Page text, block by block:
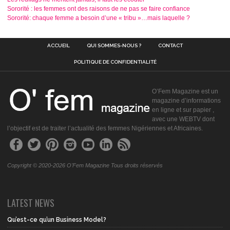
Sororité : les femmes ont des raisons de ne pas se faire confiance
Sororité: chaque femme a besoin d’une « tribu »…mais laquelle ?
ACCUEIL QUI SOMMES-NOUS ? CONTACT
POLITIQUE DE CONFIDENTIALITÉ
O’Fem Magazine est un
magazine d’informations
en ligne et sur papier ,
avec une WEBTV dont
l’objectif est de traiter l’actualité des femmes Nigériennes et Africaines.
Copyright © 2020-2026 O'Fem Magazine Tous droits réservés
LATEST NEWS
Qu’est-ce qu’un Business Model?